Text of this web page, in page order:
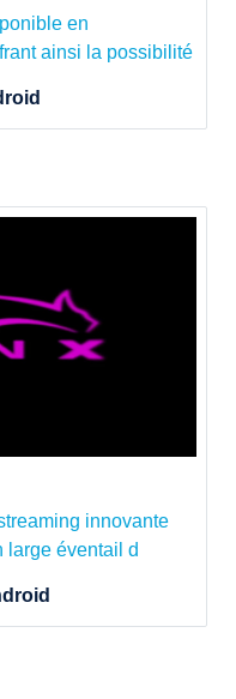
en
ainsi la possibilité
innovante
large éventail d